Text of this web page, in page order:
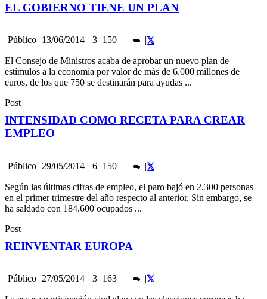
EL GOBIERNO TIENE UN PLAN
Público 13/06/2014 3 150
El Consejo de Ministros acaba de aprobar un nuevo plan de
estímulos a la economía por valor de más de 6.000 millones de
euros, de los que 750 se destinarán para ayudas ...
Post
INTENSIDAD COMO RECETA PARA CREAR
EMPLEO
Público 29/05/2014 6 150 ||
Según las últimas cifras de empleo, el paro bajó en 2.300 personas
en el primer trimestre del año respecto al anterior. Sin embargo, se
ha saldado con 184.600 ocupados ...
Post
REINVENTAR EUROPA
Público 27/05/2014 3 163 ||